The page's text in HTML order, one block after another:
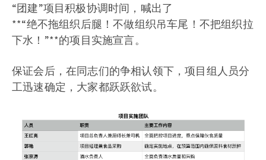
“团建”项目积极协调时间，喊出了
**“绝不拖组织后腿！不做组织吊车尾！不把组织拉
下水！”**的项目实施宣言。
保证会后，在同志们的争相认领下，项目组人员分
工迅速确定，大家都跃跃欲试。